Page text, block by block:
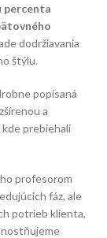
percenta
dodržiavania
štýlu.
popísaná
a
kde prebiehali
profesorom
fáz, ale
potrieb klienta,